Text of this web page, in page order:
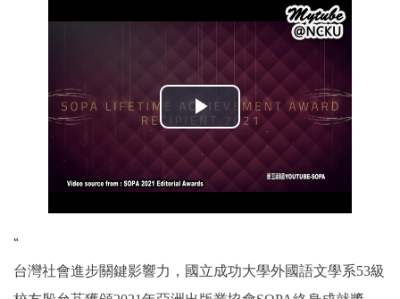
“
台灣社會進步關鍵影響力，國立成功大學外國語文學系53級